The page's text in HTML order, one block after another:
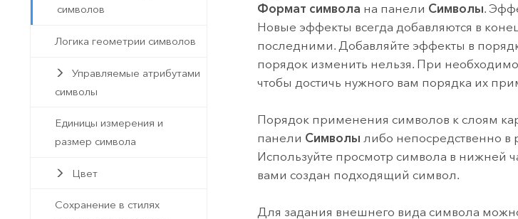
символов
Логика геометрии символов
Управляемые атрибутами
символы
Единицы измерения и
размер символа
Цвет
Сохранение в стилях
Формат символа на панели Символы.
Новые эффекты всегда добавляются в
последними. Добавляйте эффекты в
порядок изменить нельзя. При
чтобы достичь нужного вам порядка их
Порядок применения символов к слоям
панели Символы либо непосредственно в
Используйте просмотр символа в нижней
вами создан подходящий символ.
Для задания внешнего вида символа